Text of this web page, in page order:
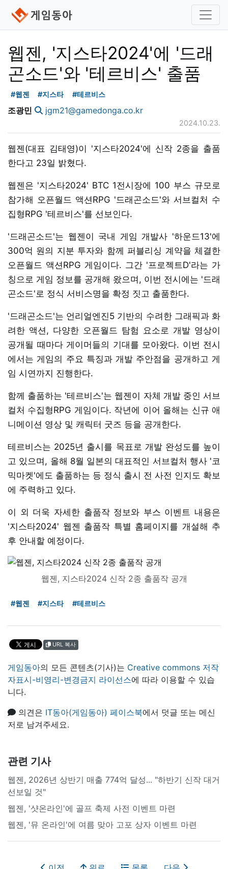
웹젠, '지스타2024'에 '드래
곤소드'와 '테르비스' 출품
#웹젠 #지스타 #테르비스
조광민 jgm21@gamedonga.co.kr
2024.10.23.
웹젠(대표 김태영)이 '지스타2024'에 신작 2종을 출품
한다고 23일 밝혔다.
웹젠은 '지스타2024' BTC 1전시장에 100 부스 규모로
참가해 오픈월드 액션RPG '드래곤소드'와 서브컬처 수
집형RPG '테르비스'를 선보인다.
'드래곤소드'는 웹젠이 국내 게임 개발사 '하운드13'에
300억 원의 지분 투자와 함께 퍼블리싱 계약을 체결한
오픈월드 액션RPG 게임이다. 그간 '프로젝트D'라는 가
칭으로 게임 정보를 공개해 왔으며, 이번 전시에는 '드래
곤소드'로 정식 서비스명을 확정 짓고 출품한다.
'드래곤소드'는 언리얼엔진5 기반의 수려한 그래픽과 화
려한 액션, 다양한 오픈월드 탐험 요소로 개발 영상이
공개될 때마다 게이머들의 기대를 모아왔다. 이번 전시
에서는 게임의 주요 특징과 개발 주안점을 공개하고 게
임 시연까지 진행한다.
함께 출품하는 '테르비스'는 웹젠이 자체 개발 중인 서브
컬처 수집형RPG 게임이다. 작년에 이어 올해는 신규 애
니메이션 영상 및 캐릭터 굿즈 등을 공개한다.
테르비스는 2025년 출시를 목표로 개발 완성도를 높이
고 있으며, 올해 8월 일본의 대표적인 서브컬처 행사 '코
믹마켓'에도 출품하는 등 정식 출시 전 사전 인지도 확보
에 주력하고 있다.
이 외 더욱 자세한 출품작 정보와 부스 이벤트 내용은
'지스타2024' 웹젠 출품작 특별 홈페이지를 개설해 추
후 안내할 예정이다.
웹젠, 지스타2024 신작 2종 출품작 공개
#웹젠 #지스타 #테르비스
URL 복사
게임동아의 모든 콘텐츠(기사)는 Creative commons 저작
자표시-비영리-변경금지 라이선스에 따라 이용할 수 있습
니다.
의견은 IT동아(게임동아) 페이스북에서 덧글 또는 메신
저로 남겨주세요.
관련 기사
웹젠, 2026년 상반기 매출 774억 달성... "하반기 신작 대거
선보일 것"
웹젠, '샷온라인'에 골프 축제 사전 이벤트 마련
웹젠, '뮤 온라인'에 여름 맞아 고포 상자 이벤트 마련